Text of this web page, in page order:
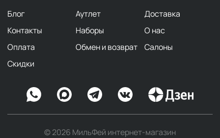
Блог Аутлет
Доставка
Контакты
Наборы
О нас
Оплата
Обмен и возврат
Салоны
Скидки
© 2026 МильФей интернет-магазин